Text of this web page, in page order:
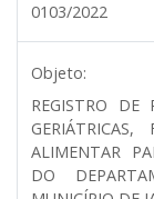
0103/2022
Objeto:
REGISTRO DE
ALIMENTAR
DO